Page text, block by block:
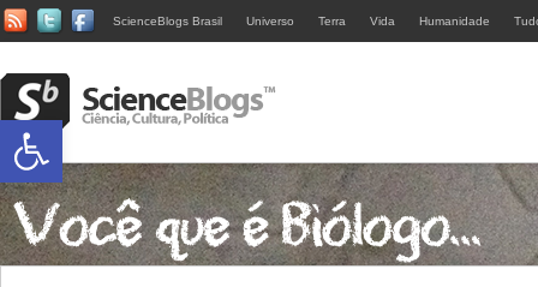
ScienceBlogs Brasil Universo Terra Vida Humanidade
Abrir a barra de ferramentas